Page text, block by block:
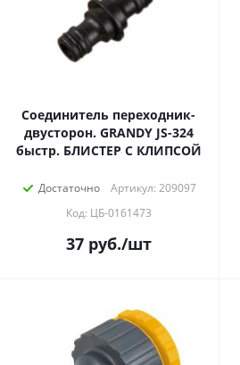
Соединитель переходник-
двусторон. GRANDY JS-324
быстр. БЛИСТЕР С КЛИПСОЙ
Достаточно
Артикул: 209097
Код: ЦБ-0161473
37руб./шт